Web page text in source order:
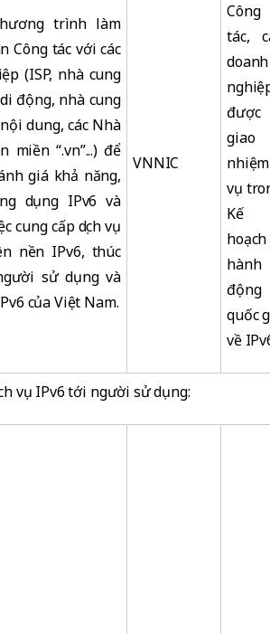
trình làm
Công tác với các
(ISP, nhà cung
động, nhà cung
dung, các Nhà
miền “.vn”...) để
giá khả năng,
dụng IPv6 và
cung cấp dịch vụ
nền IPv6, thúc
sử dụng và
của Việt Nam.
VNNIC
Công
tác,
doanh
được
giao
nhiệm
vụ
Kế
hoạch
hành
động
quốc
về
vụ IPv6 tới người sử dụng: